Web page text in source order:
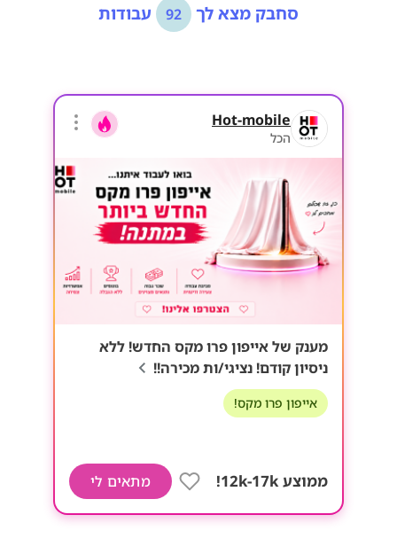
סחבק מצא לך 92 עבודות
Hot-mobile
הכל
מענק של אייפון פרו מקס החדש! ללא
ניסיון קודם! נציגי/ות מכירה!!
אייפון פרו מקס!
ממוצע 12k-17k! מתאים לי